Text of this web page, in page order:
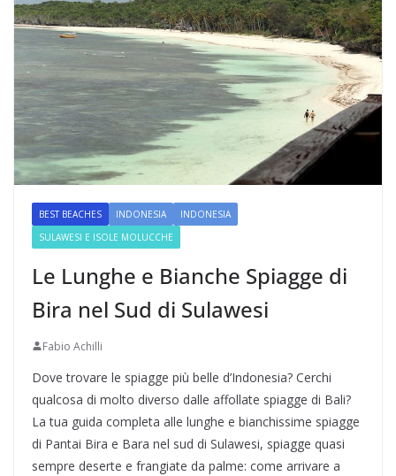
BEST BEACHES INDONESIA
INDONESIA
SULAWESI E ISOLE MOLUCCHE
Le Lunghe e Bianche Spiagge di
Bira nel Sud di Sulawesi
Fabio Achilli
Dove trovare le spiagge più belle d’Indonesia? Cerchi
qualcosa di molto diverso dalle affollate spiagge di Bali?
La tua guida completa alle lunghe e bianchissime spiagge
di Pantai Bira e Bara nel sud di Sulawesi, spiagge quasi
sempre deserte e frangiate da palme: come arrivare a